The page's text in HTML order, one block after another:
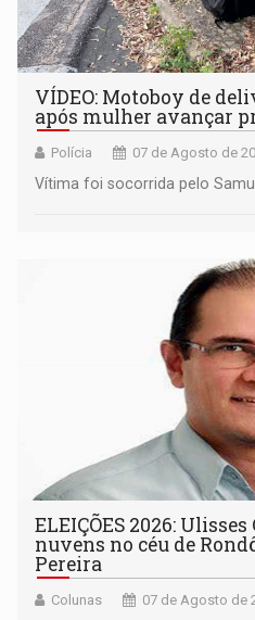
VÍDEO: Motoboy de
após mulher avançar
Polícia 07 de Agosto de
Vítima foi socorrida pelo
ELEIÇÕES 2026:
nuvens no céu de
Pereira
Colunas 07 de Agosto de